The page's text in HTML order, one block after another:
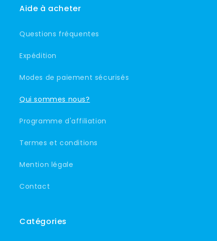
Aide à acheter
Questions fréquentes
Expédition
Modes de paiement sécurisés
Qui sommes nous?
Programme d'affiliation
Termes et conditions
Mention légale
Contact
Catégories